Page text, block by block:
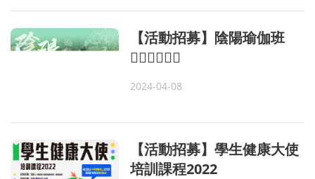
【活動招募】陰陽瑜伽班
🧘🏻‍♂️🧘🏻‍♀️
2024-04-08
【活動招募】學生健康大使
培訓課程2022